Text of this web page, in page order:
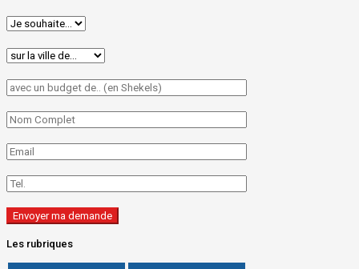
Les rubriques